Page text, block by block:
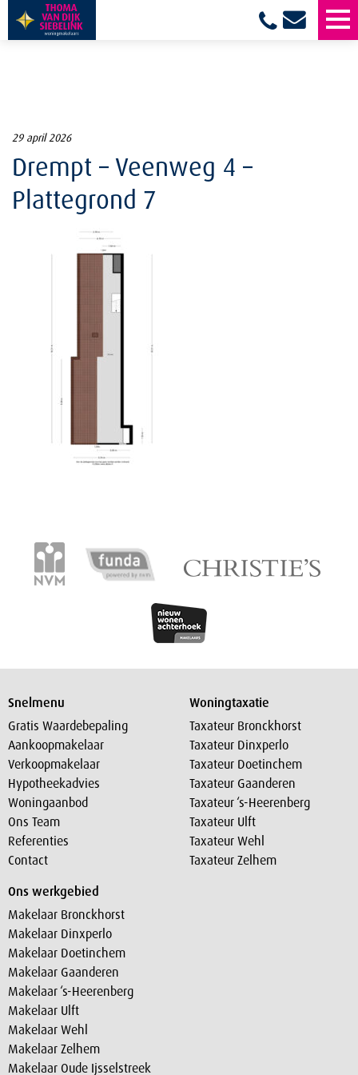
29 april 2026
Drempt – Veenweg 4 –
Plattegrond 7
Snelmenu
Gratis Waardebepaling
Aankoopmakelaar
Verkoopmakelaar
Hypotheekadvies
Woningaanbod
Ons Team
Referenties
Contact
Woningtaxatie
Taxateur Bronckhorst
Taxateur Dinxperlo
Taxateur Doetinchem
Taxateur Gaanderen
Taxateur ‘s-Heerenberg
Taxateur Ulft
Taxateur Wehl
Taxateur Zelhem
Ons werkgebied
Makelaar Bronckhorst
Makelaar Dinxperlo
Makelaar Doetinchem
Makelaar Gaanderen
Makelaar ‘s-Heerenberg
Makelaar Ulft
Makelaar Wehl
Makelaar Zelhem
Makelaar Oude Ijsselstreek